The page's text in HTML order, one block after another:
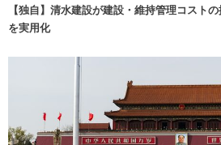
【独自】清水建設が建設・維持管理コスト
を実用化